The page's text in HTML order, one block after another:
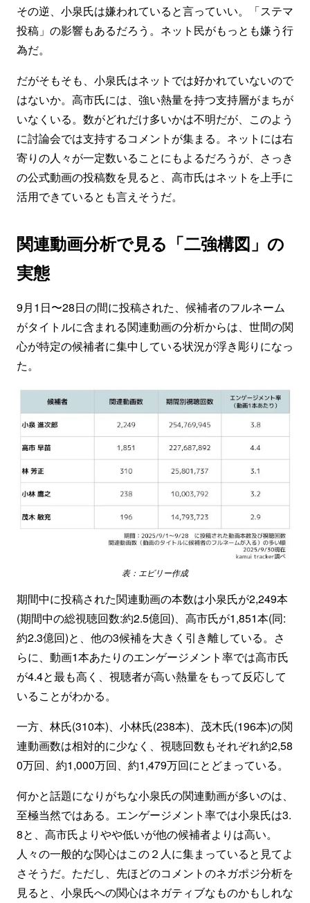
その逆、小泉氏は嫌われていると言っていい。「ステマ
投稿」の影響もあるだろう。ネット民がもっとも嫌う行
為だ。
だがそもそも、小泉氏はネットでは好かれていないので
はないか。高市氏には、強い熱量を持つ支持層がまちが
いなくいる。数がどれだけ多いかは不明だが、このよう
に討論会では支持するコメントが集まる。ネットには右
寄りの人々が一定数いることにもよるだろうが、さっき
の公式動画の投稿数を見ると、高市氏はネットを上手に
活用できているとも言えそうだ。
関連動画分析で見る「二強構図」の
実態
9月1日〜28日の間に投稿された、候補者のフルネーム
がタイトルに含まれる関連動画の分析からは、世間の関
心が特定の候補者に集中している状況が浮き彫りになっ
た。
表：エビリー作成
期間中に投稿された関連動画の本数は小泉氏が2,249本
(期間中の総視聴回数:約2.5億回)、高市氏が1,851本(同:
約2.3億回)と、他の3候補を大きく引き離している。さ
らに、動画1本あたりのエンゲージメント率では高市氏
が4.4と最も高く、視聴者が高い熱量をもって反応して
いることがわかる。
一方、林氏(310本)、小林氏(238本)、茂木氏(196本)の関
連動画数は相対的に少なく、視聴回数もそれぞれ約2,58
0万回、約1,000万回、約1,479万回にとどまっている。
何かと話題になりがちな小泉氏の関連動画が多いのは、
至極当然ではある。エンゲージメント率では小泉氏は3.
8と、高市氏よりやや低いが他の候補者よりは高い。
人々の一般的な関心はこの２人に集まっていると見てよ
さそうだ。ただし、先ほどのコメントのネガポジ分析を
見ると、小泉氏への関心はネガティブなものかもしれな